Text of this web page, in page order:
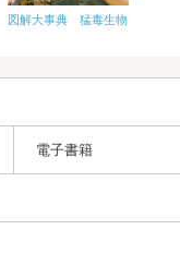
図解大事典 猛毒生物
電子書籍